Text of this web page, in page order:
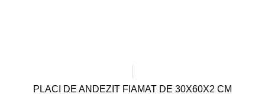
PLACI DE ANDEZIT FIAMAT DE 30X60X2 CM